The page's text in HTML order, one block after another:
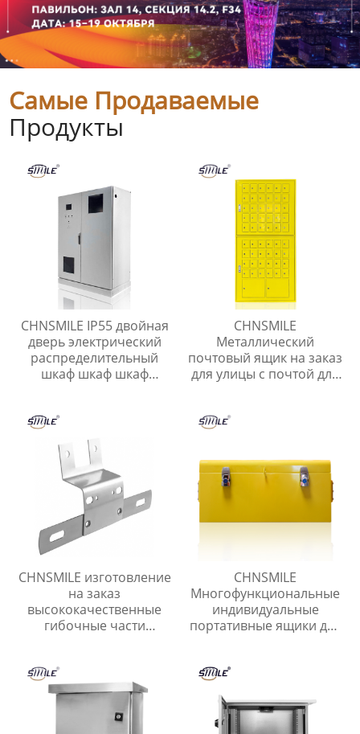
Самые Продаваемые
Продукты
CHNSMILE IP55 двойная
дверь электрический
распределительный
шкаф шкаф шкаф
металлические шкаф
питания
CHNSMILE
Металлический
почтовый ящик на заказ
для улицы с почтой для
CHNSMILE изготовление
на заказ
высококачественные
гибочные части
CHNSMILE
Многофункциональные
индивидуальные
портативные ящики для
Металлический ящик